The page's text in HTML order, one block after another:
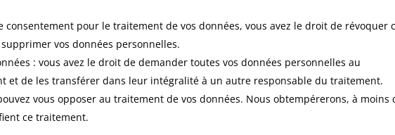
consentement pour le traitement de vos données, vous avez le droit de révoquer
vos données personnelles.
: vous avez le droit de demander toutes vos données personnelles au
et de les transférer dans leur intégralité à un autre responsable du traitement.
vous opposer au traitement de vos données. Nous obtempérerons, à moins
ce traitement.